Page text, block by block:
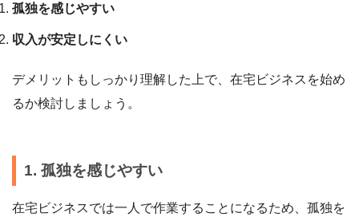
孤独を感じやすい
収入が安定しにくい
デメリットもしっかり理解した上で、在宅ビジネスを始め
るか検討しましょう。
1. 孤独を感じやすい
在宅ビジネスでは一人で作業することになるため、孤独を